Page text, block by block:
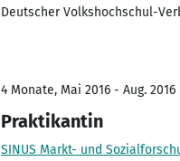
Deutscher Volkshochschul-
4 Monate, Mai 2016 - Aug. 2016
Praktikantin
SINUS Markt- und